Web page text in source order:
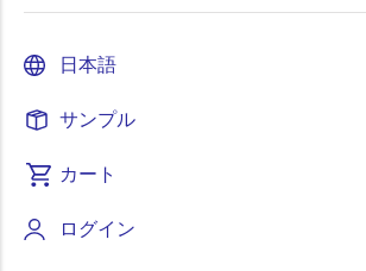
日本語
サンプル
カート
ログイン
概要
概
要
説明
ヒューマンマシンインタフェース(HMI)